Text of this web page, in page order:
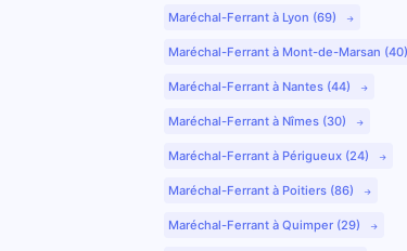
Maréchal-Ferrant à Lyon (69)
Maréchal-Ferrant à Mont-de-Marsan
Maréchal-Ferrant à Nantes (44)
Maréchal-Ferrant à Nîmes (30)
Maréchal-Ferrant à Périgueux (24)
Maréchal-Ferrant à Poitiers (86)
Maréchal-Ferrant à Quimper (29)